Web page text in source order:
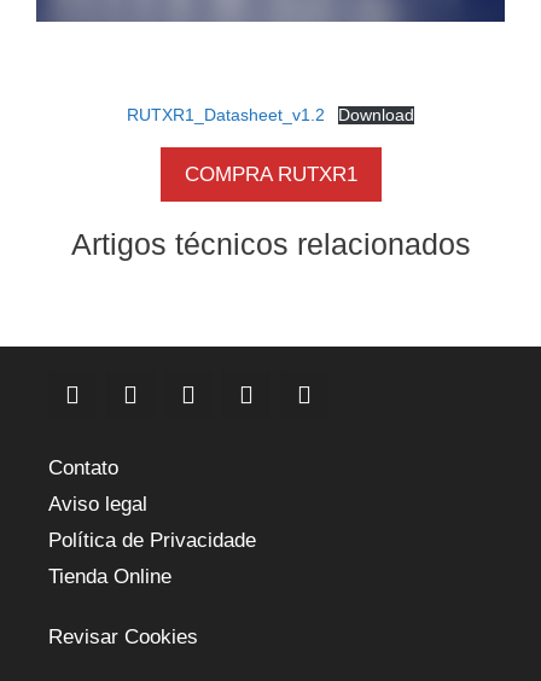
RUTXR1_Datasheet_v1.2 Download
COMPRA RUTXR1
Artigos técnicos relacionados
Contato
Aviso legal
Política de Privacidade
Tienda Online
Revisar Cookies